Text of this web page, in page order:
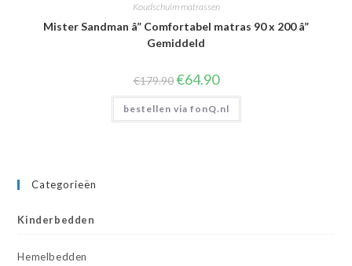
Koudschuim matrassen
Mister Sandman â” Comfortabel matras 90 x 200 â”
Gemiddeld
€179.90 Oorspronkelijke
prijs
was:
€179.90.
€64.90Huidige
prijs
is:
€64.90.
bestellen via fonQ.nl
Categorieën
Kinderbedden
Hemelbedden